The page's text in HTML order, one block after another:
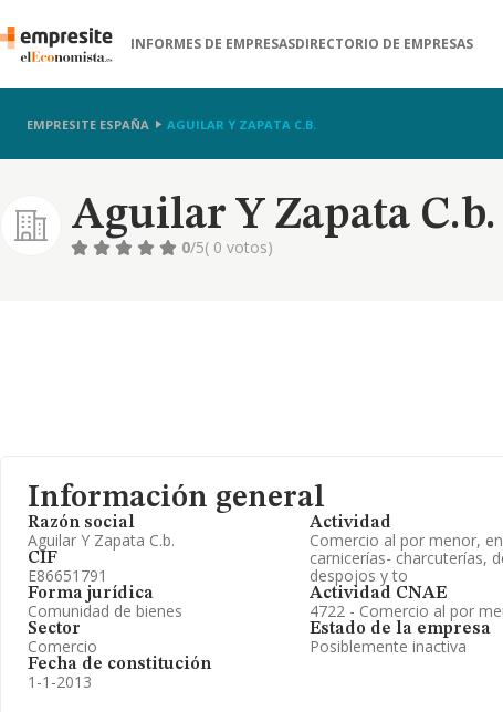
INFORMES DE EMPRESASDIRECTORIO DE EMPRESAS
EMPRESITE ESPAÑA AGUILAR Y ZAPATA C.B.
Aguilar Y Zapata C.b.
0/5( 0 votos)
Información general
Razón social
Aguilar Y Zapata C.b.
CIF
E86651791
Forma jurídica
Comunidad de bienes
Sector
Comercio
Fecha de constitución
1-1-2013
Actividad
Comercio al por menor,
carnicerías- charcuterías,
despojos y to
Actividad CNAE
4722 - Comercio al por
Estado de la empresa
Posiblemente inactiva